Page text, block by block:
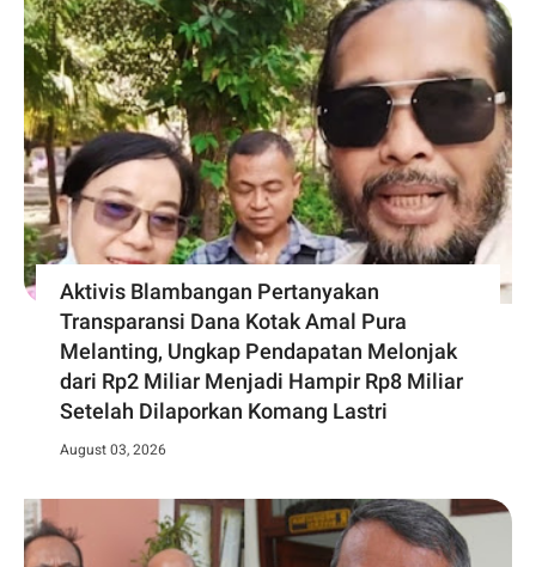
Aktivis Blambangan Pertanyakan
Transparansi Dana Kotak Amal Pura
Melanting, Ungkap Pendapatan Melonjak
dari Rp2 Miliar Menjadi Hampir Rp8 Miliar
Setelah Dilaporkan Komang Lastri
August 03, 2026